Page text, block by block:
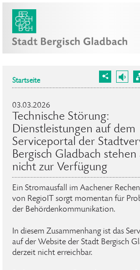
Startseite
03.03.2026
Technische Störung:
Dienstleistungen auf dem
Serviceportal der
Bergisch Gladbach stehen
nicht zur Verfügung
Ein Stromausfall im Aachener
von RegioIT sorgt momentan für
der Behördenkommunikation.
In diesem Zusammenhang ist das
auf der Website der Stadt Bergisch
derzeit nicht erreichbar.